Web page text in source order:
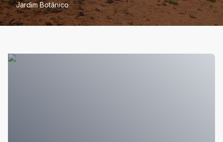
Jardim Botânico